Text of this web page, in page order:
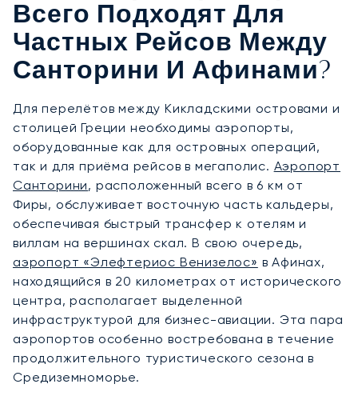
Всего Подходят Для
Частных Рейсов Между
Санторини И Афинами?
Для перелётов между Кикладскими островами и
столицей Греции необходимы аэропорты,
оборудованные как для островных операций,
так и для приёма рейсов в мегаполис. Аэропорт
Санторини, расположенный всего в 6 км от
Фиры, обслуживает восточную часть кальдеры,
обеспечивая быстрый трансфер к отелям и
виллам на вершинах скал. В свою очередь,
аэропорт «Элефтериос Венизелос» в Афинах,
находящийся в 20 километрах от исторического
центра, располагает выделенной
инфраструктурой для бизнес-авиации. Эта пара
аэропортов особенно востребована в течение
продолжительного туристического сезона в
Средиземноморье.